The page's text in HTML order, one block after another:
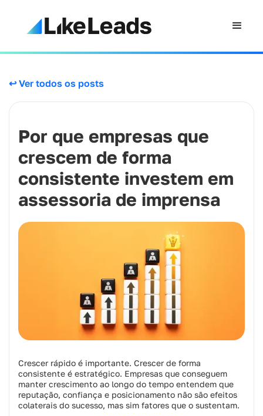
↩ Ver todos os posts
Por que empresas que
crescem de forma
consistente investem em
assessoria de imprensa
Crescer rápido é importante. Crescer de forma
consistente é estratégico. Empresas que conseguem
manter crescimento ao longo do tempo entendem que
reputação, confiança e posicionamento não são efeitos
colaterais do sucesso, mas sim fatores que o sustentam.